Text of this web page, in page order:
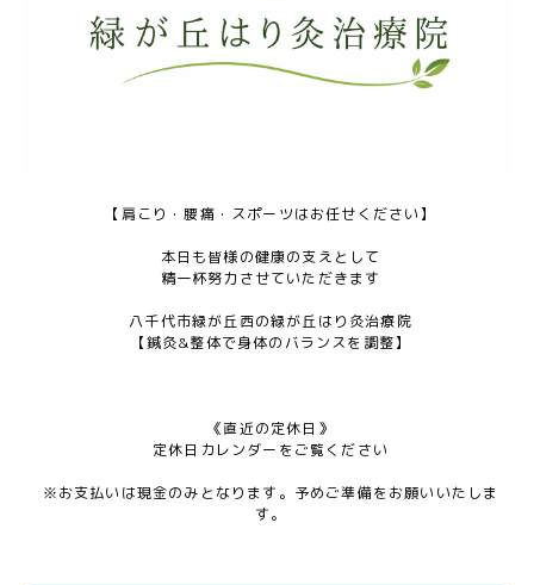
【肩こり・腰痛・スポーツはお任せください】
本日も皆様の健康の支えとして
精一杯努力させていただきます
八千代市緑が丘西の緑が丘はり灸治療院
【鍼灸&整体で身体のバランスを調整】
《直近の定休日》
定休日カレンダーをご覧ください
※お支払いは現金のみとなります。予めご準備をお願いいたしま
す。